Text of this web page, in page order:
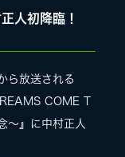
人初降臨！
ら放送される
COME T
〜』に中村正人